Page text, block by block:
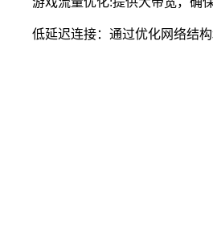
低延迟连接：通过优化网络结构